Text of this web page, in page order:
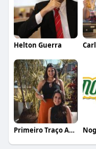
Helton Guerra
Primeiro Traço Arquitetura